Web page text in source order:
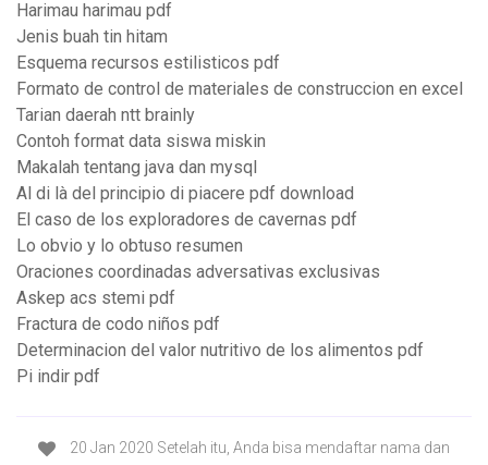
Harimau harimau pdf
Jenis buah tin hitam
Esquema recursos estilisticos pdf
Formato de control de materiales de construccion en excel
Tarian daerah ntt brainly
Contoh format data siswa miskin
Makalah tentang java dan mysql
Al di là del principio di piacere pdf download
El caso de los exploradores de cavernas pdf
Lo obvio y lo obtuso resumen
Oraciones coordinadas adversativas exclusivas
Askep acs stemi pdf
Fractura de codo niños pdf
Determinacion del valor nutritivo de los alimentos pdf
Pi indir pdf
20 Jan 2020 Setelah itu, Anda bisa mendaftar nama dan